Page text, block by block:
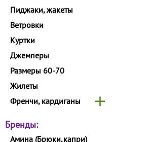
Пиджаки, жакеты
Ветровки
Куртки
Джемперы
Размеры 60-70
Жилеты
Френчи, кардиганы
Бренды:
Амина (Брюки,капри)